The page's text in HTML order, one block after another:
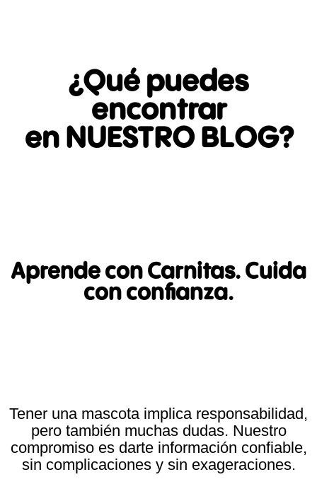
¿Qué puedes
encontrar
en NUESTRO BLOG?
Aprende con Carnitas. Cuida
con confianza.
Tener una mascota implica responsabilidad,
pero también muchas dudas. Nuestro
compromiso es darte información confiable,
sin complicaciones y sin exageraciones.